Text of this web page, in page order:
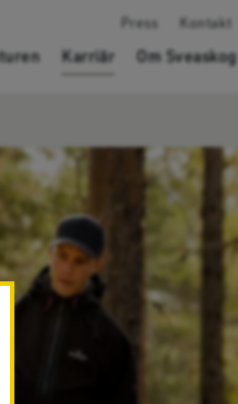
Press Kontakt
Karriär Om Sveaskog